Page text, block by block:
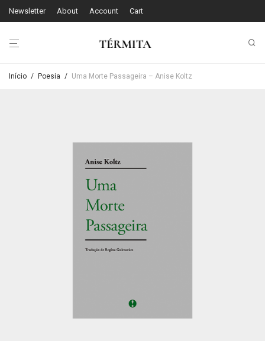
Newsletter About Account Cart
Início / Poesia / Uma Morte Passageira – Anise Koltz